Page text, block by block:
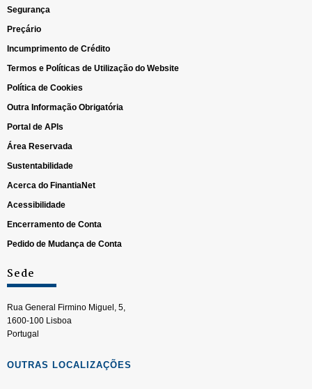
Segurança
Preçário
Incumprimento de Crédito
Termos e Políticas de Utilização do Website
Política de Cookies
Outra Informação Obrigatória
Portal de APIs
Área Reservada
Sustentabilidade
Acerca do FinantiaNet
Acessibilidade
Encerramento de Conta
Pedido de Mudança de Conta
Sede
Rua General Firmino Miguel, 5,
1600-100 Lisboa
Portugal
OUTRAS LOCALIZAÇÕES